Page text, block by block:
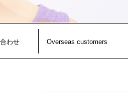
わせ Overseas customers